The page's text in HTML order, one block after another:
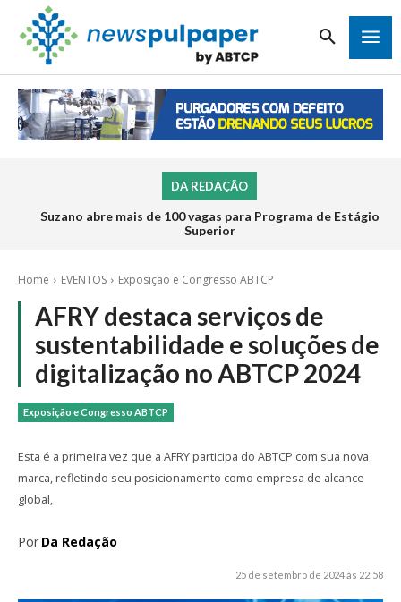
DA REDAÇÃO
Suzano abre mais de 100 vagas para Programa de Estágio
Superior
Home EVENTOS Exposição e Congresso ABTCP
AFRY destaca serviços de
sustentabilidade e soluções de
digitalização no ABTCP 2024
Exposição e Congresso ABTCP
Esta é a primeira vez que a AFRY participa do ABTCP com sua nova
marca, refletindo seu posicionamento como empresa de alcance
global,
Por Da Redação
25 de setembro de 2024 às 22:58